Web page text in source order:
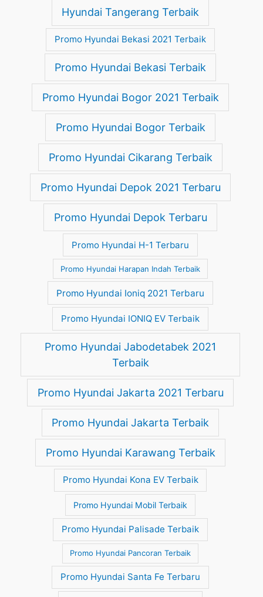
Hyundai Tangerang Terbaik
Promo Hyundai Bekasi 2021 Terbaik
Promo Hyundai Bekasi Terbaik
Promo Hyundai Bogor 2021 Terbaik
Promo Hyundai Bogor Terbaik
Promo Hyundai Cikarang Terbaik
Promo Hyundai Depok 2021 Terbaru
Promo Hyundai Depok Terbaru
Promo Hyundai H-1 Terbaru
Promo Hyundai Harapan Indah Terbaik
Promo Hyundai Ioniq 2021 Terbaru
Promo Hyundai IONIQ EV Terbaik
Promo Hyundai Jabodetabek 2021
Terbaik
Promo Hyundai Jakarta 2021 Terbaru
Promo Hyundai Jakarta Terbaik
Promo Hyundai Karawang Terbaik
Promo Hyundai Kona EV Terbaik
Promo Hyundai Mobil Terbaik
Promo Hyundai Palisade Terbaik
Promo Hyundai Pancoran Terbaik
Promo Hyundai Santa Fe Terbaru